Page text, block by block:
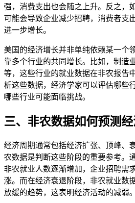
强，消费支出也会随之上升。反之，
可能会导致企业减少招聘，消费者支
进一步增长。
美国的经济增长并非单纯依赖某一个
靠多个行业的共同增长。比如，制造
等，这些行业的就业数据在非农报告
析这些数据，经济学家可以评估哪些
哪些行业可能面临挑战。
三、非农数据如何预测经
经济周期通常包括经济扩张、顶峰、
农数据是判断这些阶段的重要参考。
非农就业人数逐渐增加，企业招聘需
涨。而在经济衰退阶段，非农就业数
放缓的趋势，这表明经济活动的减弱。